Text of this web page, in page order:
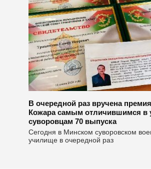
В очередной раз вручена
Кожара самым отличившимся в
суворовцам 70 выпуска
Сегодня в Минском суворовском
училище в очередной раз